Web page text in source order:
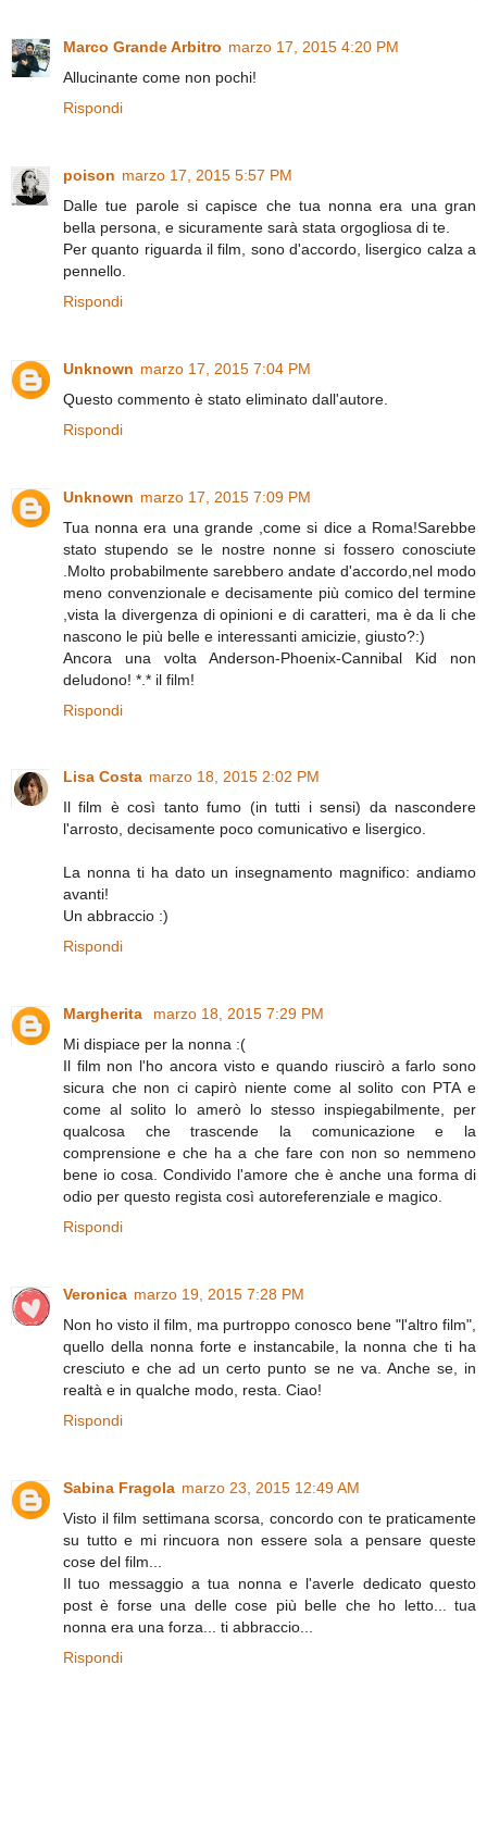
Marco Grande Arbitro marzo 17, 2015 4:20 PM
Allucinante come non pochi!
Rispondi
poison marzo 17, 2015 5:57 PM
Dalle tue parole si capisce che tua nonna era una gran
bella persona, e sicuramente sarà stata orgogliosa di te.
Per quanto riguarda il film, sono d'accordo, lisergico calza a
pennello.
Rispondi
Unknown marzo 17, 2015 7:04 PM
Questo commento è stato eliminato dall'autore.
Rispondi
Unknown marzo 17, 2015 7:09 PM
Tua nonna era una grande ,come si dice a Roma!Sarebbe
stato stupendo se le nostre nonne si fossero conosciute
.Molto probabilmente sarebbero andate d'accordo,nel modo
meno convenzionale e decisamente più comico del termine
,vista la divergenza di opinioni e di caratteri, ma è da li che
nascono le più belle e interessanti amicizie, giusto?:)
Ancora una volta Anderson-Phoenix-Cannibal Kid non
deludono! *.* il film!
Rispondi
Lisa Costa marzo 18, 2015 2:02 PM
Il film è così tanto fumo (in tutti i sensi) da nascondere
l'arrosto, decisamente poco comunicativo e lisergico.
La nonna ti ha dato un insegnamento magnifico: andiamo
avanti!
Un abbraccio :)
Rispondi
Margherita
marzo 18, 2015 7:29 PM
Mi dispiace per la nonna :(
Il film non l'ho ancora visto e quando riuscirò a farlo sono
sicura che non ci capirò niente come al solito con PTA e
come al solito lo amerò lo stesso inspiegabilmente, per
qualcosa che trascende la comunicazione e la
comprensione e che ha a che fare con non so nemmeno
bene io cosa. Condivido l'amore che è anche una forma di
odio per questo regista così autoreferenziale e magico.
Rispondi
Veronica marzo 19, 2015 7:28 PM
Non ho visto il film, ma purtroppo conosco bene "l'altro film",
quello della nonna forte e instancabile, la nonna che ti ha
cresciuto e che ad un certo punto se ne va. Anche se, in
realtà e in qualche modo, resta. Ciao!
Rispondi
Sabina Fragola marzo 23, 2015 12:49 AM
Visto il film settimana scorsa, concordo con te praticamente
su tutto e mi rincuora non essere sola a pensare queste
cose del film...
Il tuo messaggio a tua nonna e l'averle dedicato questo
post è forse una delle cose più belle che ho letto... tua
nonna era una forza... ti abbraccio...
Rispondi